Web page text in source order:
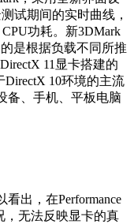
试期间的实时曲线，
功耗。新3DMark
是根据负载不同所推
11显卡搭建的
DirectX 10环境的主流
备、手机、平板电脑
出，在Performance
，无法反映显卡的真